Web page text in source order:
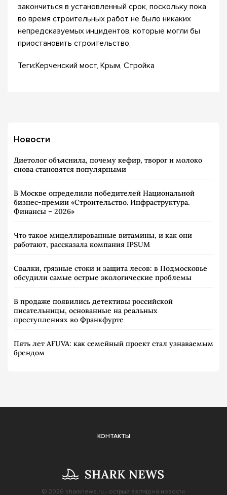
закончиться в установленный срок, поскольку пока
во время строительных работ не было никаких
непредсказуемых инцидентов, которые могли бы
приостановить строительство.
Теги:Керченский мост, Крым, Стройка
Новости
Диетолог объяснила, почему кефир, творог и молоко
снова становятся популярными
В Москве определили победителей Национальной
бизнес-премии «Строительство. Инфраструктура.
Финансы – 2026»
Что такое мицеллированные витамины, и как они
работают, рассказала компания IPSUM
Свалки, грязные стоки и защита лесов: в Подмосковье
обсудили самые острые экологические проблемы
В продаже появились детективы российской
писательницы, основанные на реальных
преступлениях во Франкфурте
Пять лет AFUVA: как семейный проект стал узнаваемым
брендом
КОНТАКТЫ
© 2026 sharknews.ru - острый взгляд на новости